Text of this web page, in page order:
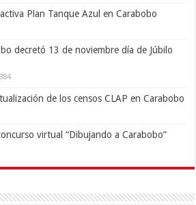
Plan Tanque Azul en Carabobo
decretó 13 de noviembre día de Júbilo
de los censos CLAP en Carabobo
virtual “Dibujando a Carabobo”